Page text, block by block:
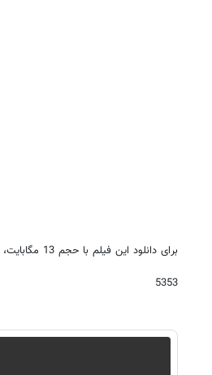
برای دانلود این فیلم با حجم 13 مگابایت،
5353